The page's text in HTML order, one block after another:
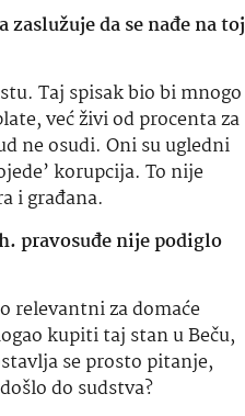
zaslužuje da se nađe na toj
Taj spisak bio bi mnogo
već živi od procenta za
ne osudi. Oni su ugledni
korupcija. To nije
i građana.
. pravosuđe nije podiglo
relevantni za domaće
kupiti taj stan u Beču,
se prosto pitanje,
do sudstva?